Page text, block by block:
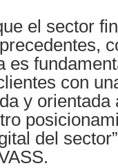
el sector
es
con
y orientada
del